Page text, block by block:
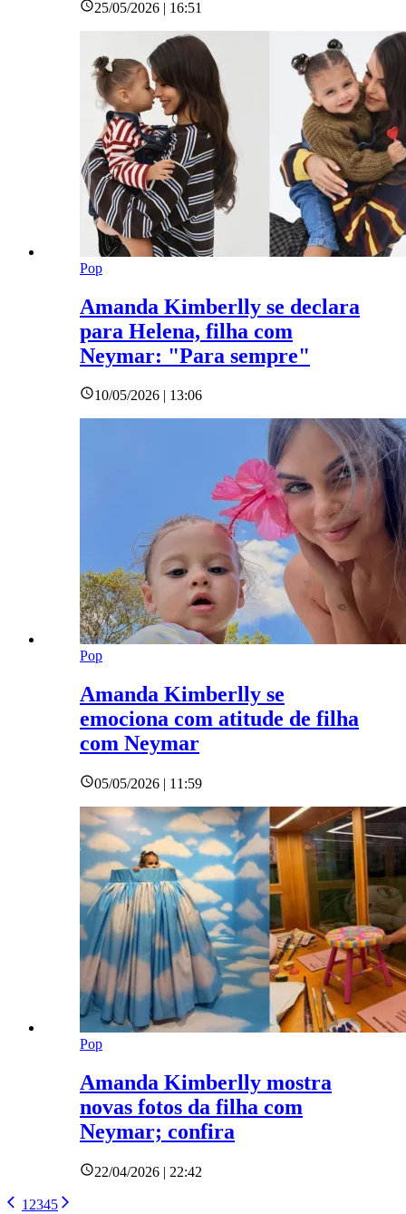
25/05/2026 | 16:51
Pop
Amanda Kimberlly se declara
para Helena, filha com
Neymar: "Para sempre"
10/05/2026 | 13:06
Pop
Amanda Kimberlly se
emociona com atitude de filha
com Neymar
05/05/2026 | 11:59
Pop
Amanda Kimberlly mostra
novas fotos da filha com
Neymar; confira
22/04/2026 | 22:42
1 2345